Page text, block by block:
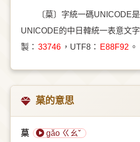
〔菒〕字統一碼UNICODE是
UNICODE的中日韓統一表意文字
製： 33746 ，UTF8： E88F92 。
菒的意思
菒 gǎo ㄍㄠˇ